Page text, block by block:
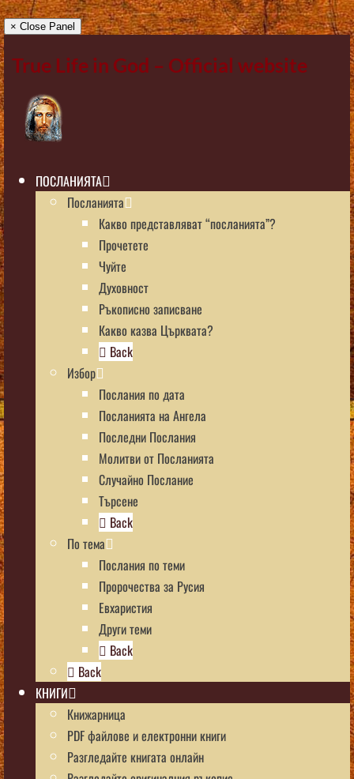
× Close Panel
True Life in God – Official website
ПОСЛАНИЯТА
Посланията
Какво представляват “посланията”?
Прочетете
Чуйте
Духовност
Ръкописно записване
Какво казва Църквата?
Back
Избор
Послания по дата
Посланията на Ангела
Последни Послания
Молитви от Посланията
Случайно Послание
Търсене
Back
По тема
Послания по теми
Пророчества за Русия
Евхаристия
Други теми
Back
Back
КНИГИ
Книжарница
PDF файлове и електронни книги
Разгледайте книгата онлайн